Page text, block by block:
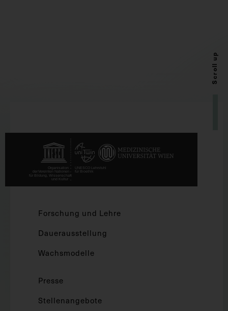
Scroll up
Forschung und Lehre
Dauerausstellung
Wachsmodelle
Presse
Stellenangebote